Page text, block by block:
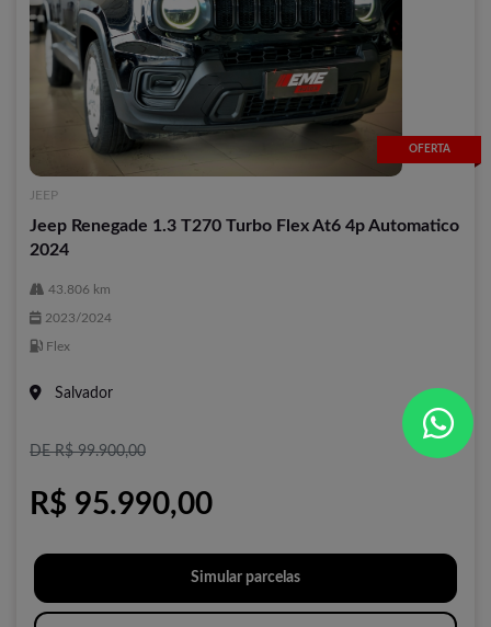
OFERTA
JEEP
Jeep Renegade 1.3 T270 Turbo Flex At6 4p Automatico
2024
43.806 km
2023/2024
Flex
Salvador
DE R$ 99.900,00
R$ 95.990,00
Simular parcelas